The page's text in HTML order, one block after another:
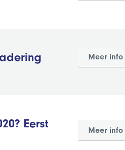
Meer info
Eerst
Meer info